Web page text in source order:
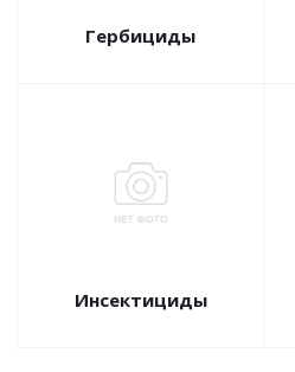
Гербициды
Инсектициды